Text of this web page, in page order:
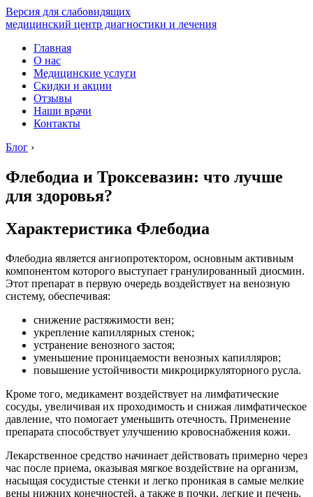
Версия для слабовидящих
медицинский центр диагностики и лечения
Главная
О нас
Медицинские услуги
Скидки и акции
Отзывы
Наши врачи
Контакты
Блог ›
Флебодиа и Троксевазин: что лучше
для здоровья?
Характеристика Флебодиа
Флебодиа является ангиопротектором, основным активным
компонентом которого выступает гранулированный диосмин.
Этот препарат в первую очередь воздействует на венозную
систему, обеспечивая:
снижение растяжимости вен;
укрепление капиллярных стенок;
устранение венозного застоя;
уменьшение проницаемости венозных капилляров;
повышение устойчивости микроциркуляторного русла.
Кроме того, медикамент воздействует на лимфатические
сосуды, увеличивая их проходимость и снижая лимфатическое
давление, что помогает уменьшить отечность. Применение
препарата способствует улучшению кровоснабжения кожи.
Лекарственное средство начинает действовать примерно через
час после приема, оказывая мягкое воздействие на организм,
насыщая сосудистые стенки и легко проникая в самые мелкие
вены нижних конечностей, а также в почки, легкие и печень.